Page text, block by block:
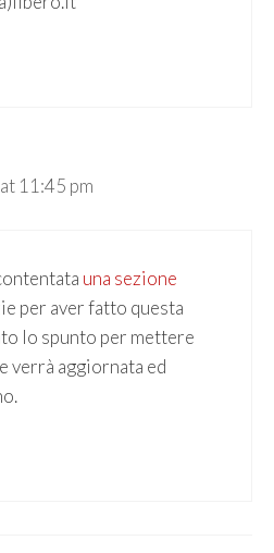
11:45 pm
una sezione
per aver fatto questa
lo spunto per mettere
verrà aggiornata ed